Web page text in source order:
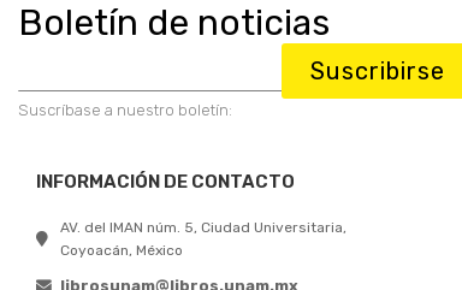
Boletín de noticias
Suscríbase a nuestro boletín:
Suscribirse
INFORMACIÓN DE CONTACTO
AV. del IMAN núm. 5, Ciudad Universitaria,
Coyoacán, México
librosunam@libros.unam.mx